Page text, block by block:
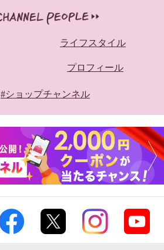
ライフスタイル
プロフィール
#ショップチャンネル